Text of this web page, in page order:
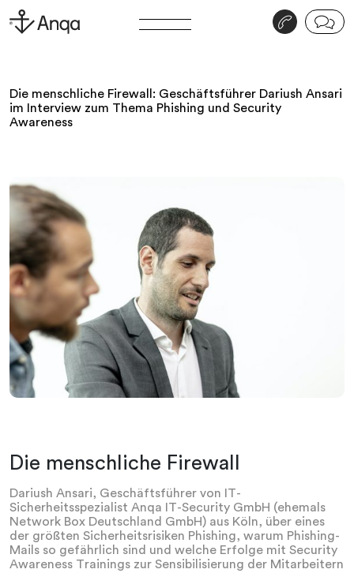
v j
Die menschliche Firewall: Geschäftsführer Dariush Ansari
im Interview zum Thema Phishing und Security
Awareness
Die menschliche Firewall
Dariush Ansari, Geschäftsführer von IT-
Sicherheitsspezialist Anqa IT-Security GmbH (ehemals
Network Box Deutschland GmbH) aus Köln, über eines
der größten Sicherheitsrisiken Phishing, warum Phishing-
Mails so gefährlich sind und welche Erfolge mit Security
Awareness Trainings zur Sensibilisierung der Mitarbeitern